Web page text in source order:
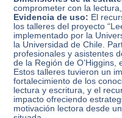
comprometer con la
Evidencia de uso: El
los talleres del proyecto
implementado por la
la Universidad de Chile.
profesionales y asistentes
de la Región de
Estos talleres tuvieron un
fortalecimiento de los
lectura y escritura, y el
impacto ofreciendo
motivación lectora desde